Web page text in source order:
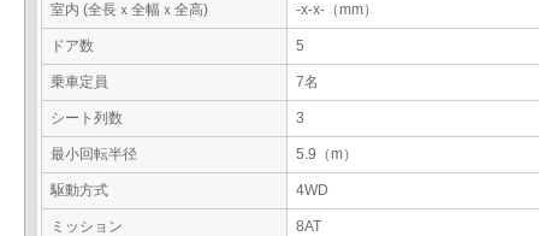
室内 (全長ｘ全幅ｘ全高) -x-x-（mm）
ドア数 5
乗車定員 7名
シート列数 3
最小回転半径 5.9（m）
駆動方式 4WD
ミッション 8AT